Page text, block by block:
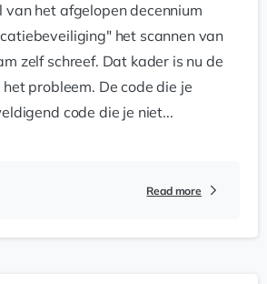
van het afgelopen decennium
het scannen van
zelf schreef. Dat kader is nu de
probleem. De code die je
code die je niet...
Read more